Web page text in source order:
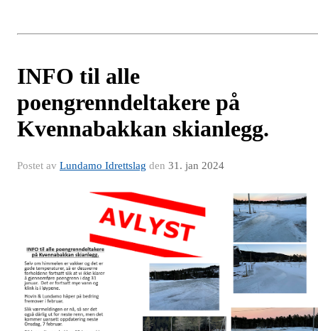
INFO til alle
poengrenndeltakere på
Kvennabakkan skianlegg.
Postet av Lundamo Idrettslag den 31. jan 2024